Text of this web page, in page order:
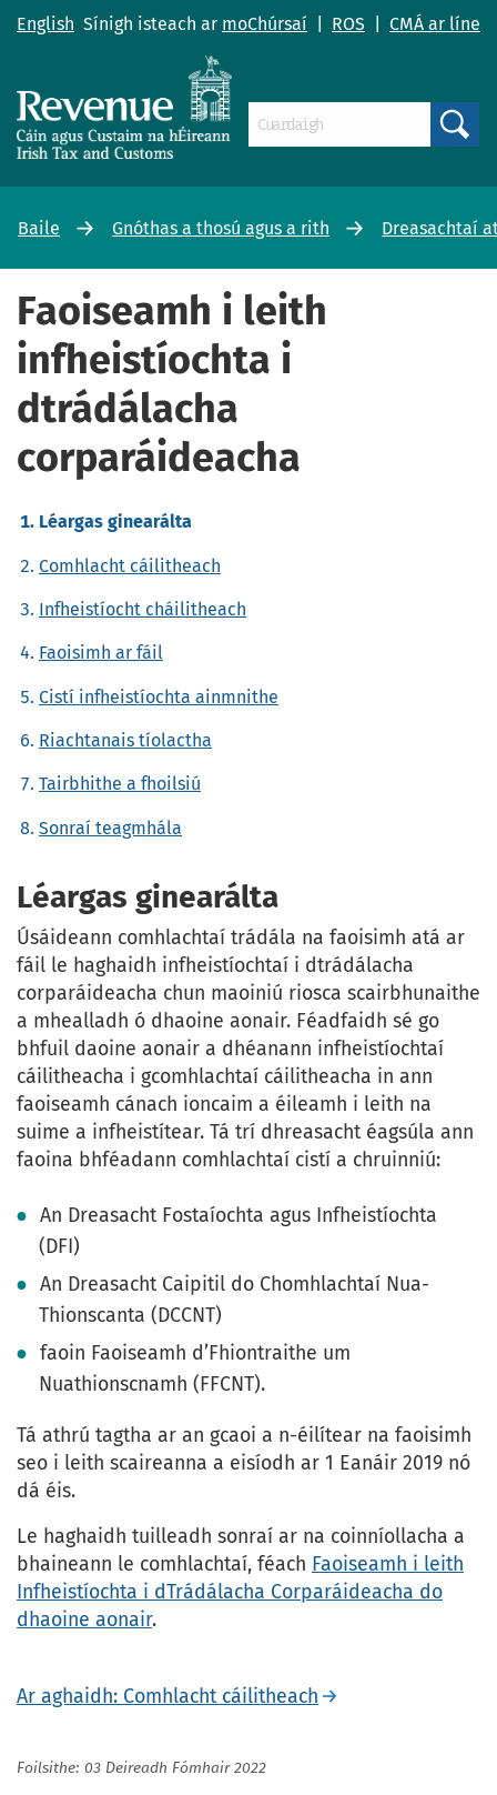
English Sínigh isteach ar moChúrsaí ROS CMÁ ar líne
Baile Gnóthas a thosú agus a rith Dreasachtaí
Faoiseamh i leith
infheistíochta i
dtrádálacha
corparáideacha
Léargas ginearálta
Comhlacht cáilitheach
Infheistíocht cháilitheach
Faoisimh ar fáil
Cistí infheistíochta ainmnithe
Riachtanais tíolactha
Tairbhithe a fhoilsiú
Sonraí teagmhála
Léargas ginearálta
Úsáideann comhlachtaí trádála na faoisimh atá ar
fáil le haghaidh infheistíochtaí i dtrádálacha
corparáideacha chun maoiniú riosca scairbhunaithe
a mhealladh ó dhaoine aonair. Féadfaidh sé go
bhfuil daoine aonair a dhéanann infheistíochtaí
cáilitheacha i gcomhlachtaí cáilitheacha in ann
faoiseamh cánach ioncaim a éileamh i leith na
suime a infheistítear. Tá trí dhreasacht éagsúla ann
faoina bhféadann comhlachtaí cistí a chruinniú:
An Dreasacht Fostaíochta agus Infheistíochta
(DFI)
An Dreasacht Caipitil do Chomhlachtaí Nua-
Thionscanta (DCCNT)
faoin Faoiseamh d’Fhiontraithe um
Nuathionscnamh (FFCNT).
Tá athrú tagtha ar an gcaoi a n-éilítear na faoisimh
seo i leith scaireanna a eisíodh ar 1 Eanáir 2019 nó
dá éis.
Le haghaidh tuilleadh sonraí ar na coinníollacha a
bhaineann le comhlachtaí, féach Faoiseamh i leith
Infheistíochta i dTrádálacha Corparáideacha do
dhaoine aonair.
Ar aghaidh: Comhlacht cáilitheach
Foilsithe: 03 Deireadh Fómhair 2022